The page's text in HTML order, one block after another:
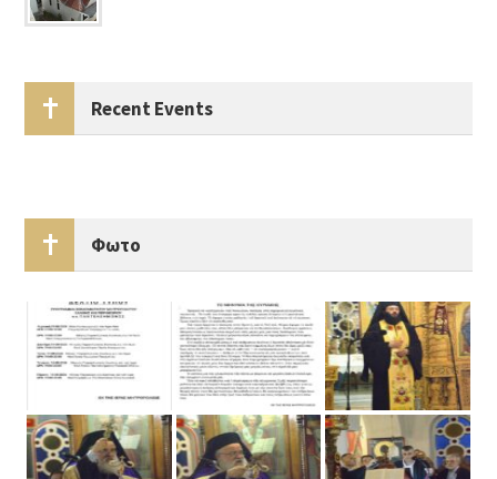
Recent Events
Φωτο